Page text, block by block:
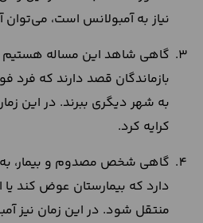
نیاز به آمبولانس است، می‌توان
گاهی شاهد این مساله
بازماندگان قصد دارند که فرد
به شهر دیگری ببرند. در این
کرایه کرد.
گاهی شخص مصدوم و بیمار،
دارد که بیمارستان عوض کند
منتقل شود. در این زمان نیز